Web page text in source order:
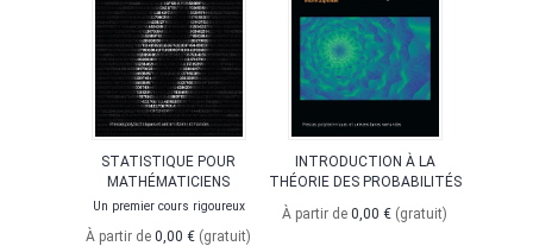
STATISTIQUE POUR
MATHÉMATICIENS
Un premier cours rigoureux
À partir de 0,00 € (gratuit)
INTRODUCTION À LA
THÉORIE DES PROBABILITÉS
À partir de 0,00 € (gratuit)